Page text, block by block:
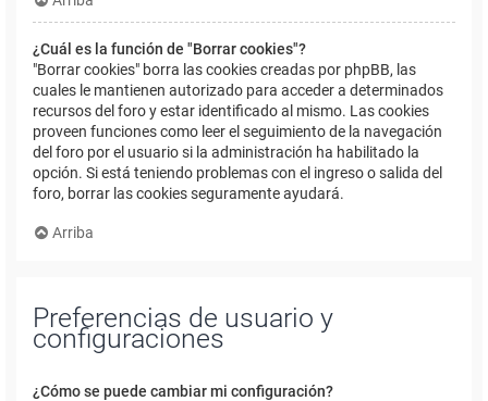
¿Cuál es la función de "Borrar cookies"?
"Borrar cookies" borra las cookies creadas por phpBB, las
cuales le mantienen autorizado para acceder a determinados
recursos del foro y estar identificado al mismo. Las cookies
proveen funciones como leer el seguimiento de la navegación
del foro por el usuario si la administración ha habilitado la
opción. Si está teniendo problemas con el ingreso o salida del
foro, borrar las cookies seguramente ayudará.
Arriba
Preferencias de usuario y
configuraciones
¿Cómo se puede cambiar mi configuración?